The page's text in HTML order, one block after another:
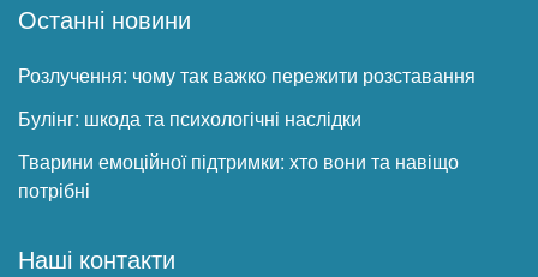
Останні новини
Розлучення: чому так важко пережити розставання
Булінг: шкода та психологічні наслідки
Тварини емоційної підтримки: хто вони та навіщо
потрібні
Наші контакти